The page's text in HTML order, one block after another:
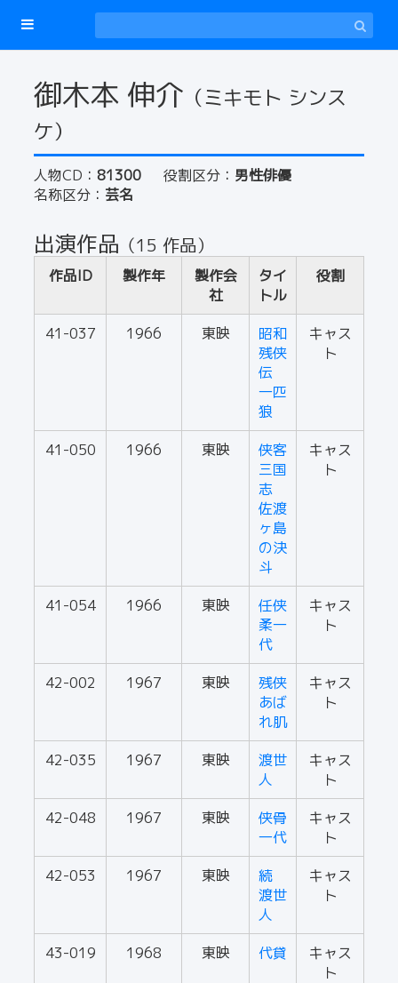
御木本 伸介 （ミキモト シンス
ケ）
人物CD： 81300 役割区分： 男性俳優
名称区分： 芸名
出演作品 （15 作品）
作品ID 製作年
製作会
社
タイ
トル
役割
41-037 1966 東映
昭和
残侠
伝
一匹
狼
キャス
ト
41-050 1966 東映
侠客
三国
志
佐渡
ヶ島
の決
斗
キャス
ト
41-054 1966 東映
任侠
柔一
代
キャス
ト
42-002 1967 東映
残侠
あば
れ肌
キャス
ト
42-035 1967 東映
渡世
人
キャス
ト
42-048
1967 東映
侠骨
一代
キャス
ト
42-053
1967 東映
続
渡世
人
キャス
ト
43-019 1968 東映 代貸
キャス
ト